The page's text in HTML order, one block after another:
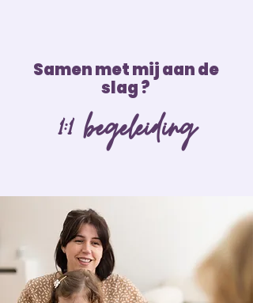
Samen met mij aan de
slag ?
1:1 begeleiding